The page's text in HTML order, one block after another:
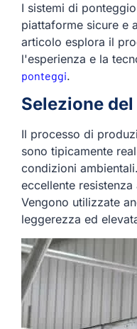
I sistemi di
piattaforme sicure e
articolo esplora il
l'esperienza e la
ponteggi.
Selezione
Il processo di
sono tipicamente
condizioni
eccellente
Vengono utilizzate
leggerezza ed